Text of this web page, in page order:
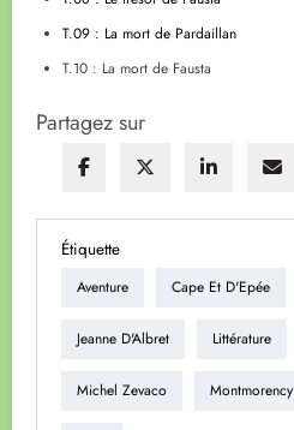
T.09 : La mort de Pardaillan
T.10 : La mort de Fausta
Partagez sur
Étiquette
Aventure Cape Et D'Epée
Jeanne D'Albret Littérature
Michel Zevaco Montmorency